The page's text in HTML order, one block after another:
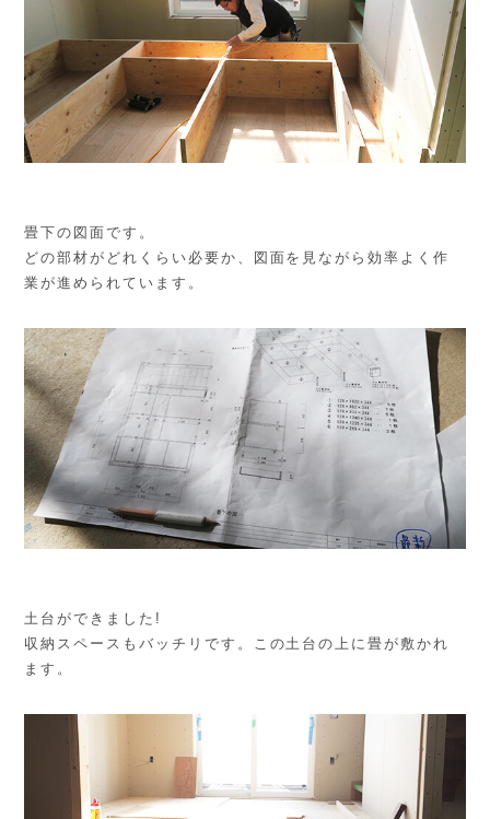
畳下の図面です。
どの部材がどれくらい必要か、図面を見ながら効率よく作
業が進められています。
土台ができました!
収納スペースもバッチリです。この土台の上に畳が敷かれ
ます。